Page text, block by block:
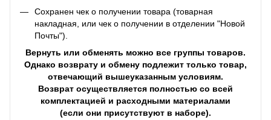
Сохранен чек о получении товара (товарная
накладная, или чек о получении в отделении "Новой
Почты").
Вернуть или обменять можно все группы товаров.
Однако возврату и обмену подлежит только товар,
отвечающий вышеуказанным условиям.
Возврат осуществляется полностью со всей
комплектацией и расходными материалами
(если они присутствуют в наборе).